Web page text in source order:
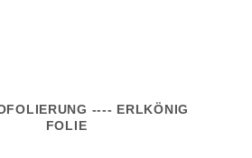
---- ERLKÖNIG
FOLIE